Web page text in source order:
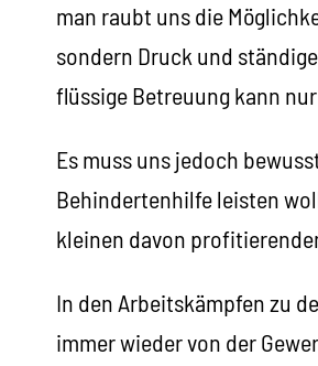
man raubt uns die
sondern Druck und
flüssige Betreuung kann
Es muss uns jedoch
Behindertenhilfe leisten
kleinen davon
In den Arbeitskämpfen zu
immer wieder von der